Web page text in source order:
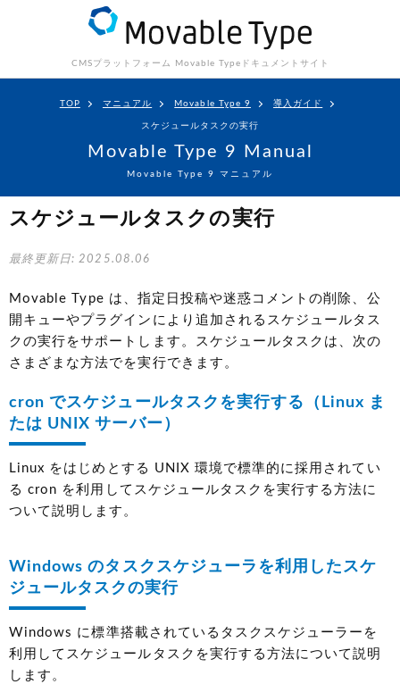
CMSプラットフォーム Movable Type ドキュメントサイト
TOP マニュアル Movable Type 9 導入ガイド
スケジュールタスクの実行
Movable Type 9 Manual
Movable Type 9 マニュアル
スケジュールタスクの実行
最終更新日: 2025.08.06
Movable Type は、指定日投稿や迷惑コメントの削除、公
開キューやプラグインにより追加されるスケジュールタス
クの実行をサポートします。スケジュールタスクは、次の
さまざまな方法でを実行できます。
cron でスケジュールタスクを実行する（Linux ま
たは UNIX サーバー）
Linux をはじめとする UNIX 環境で標準的に採用されてい
る cron を利用してスケジュールタスクを実行する方法に
ついて説明します。
Windows のタスクスケジューラを利用したスケ
ジュールタスクの実行
Windows に標準搭載されているタスクスケジューラーを
利用してスケジュールタスクを実行する方法について説明
します。